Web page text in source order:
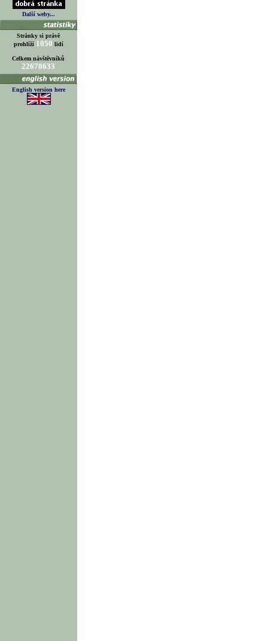
Další weby...
Stránky si právě
prohlíží 1050 lidí
Celkem návštěvníků
22678633
English version here